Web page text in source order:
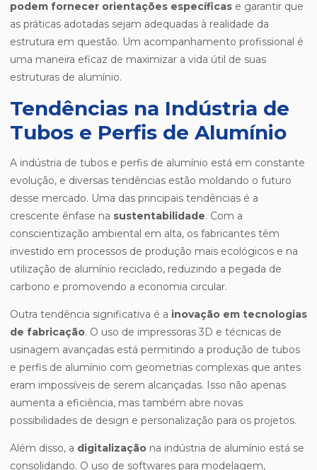
podem fornecer orientações específicas e garantir que
as práticas adotadas sejam adequadas à realidade da
estrutura em questão. Um acompanhamento profissional é
uma maneira eficaz de maximizar a vida útil de suas
estruturas de alumínio.
Tendências na Indústria de
Tubos e Perfis de Alumínio
A indústria de tubos e perfis de alumínio está em constante
evolução, e diversas tendências estão moldando o futuro
desse mercado. Uma das principais tendências é a
crescente ênfase na sustentabilidade. Com a
conscientização ambiental em alta, os fabricantes têm
investido em processos de produção mais ecológicos e na
utilização de alumínio reciclado, reduzindo a pegada de
carbono e promovendo a economia circular.
Outra tendência significativa é a inovação em tecnologias
de fabricação. O uso de impressoras 3D e técnicas de
usinagem avançadas está permitindo a produção de tubos
e perfis de alumínio com geometrias complexas que antes
eram impossíveis de serem alcançadas. Isso não apenas
aumenta a eficiência, mas também abre novas
possibilidades de design e personalização para os projetos.
Além disso, a digitalização na indústria de alumínio está se
consolidando. O uso de softwares para modelagem,